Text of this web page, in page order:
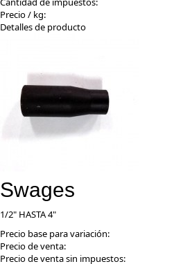
Precio / kg:
Detalles de producto
Swages
1/2" HASTA 4"
Precio base para variación:
Precio de venta:
Precio de venta sin impuestos: